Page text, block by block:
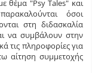
θέμα "Psy Tales" και
όσοι
στη διδασκαλία
να συμβάλουν στην
τις πληροφορίες για
αίτηση συμμετοχής